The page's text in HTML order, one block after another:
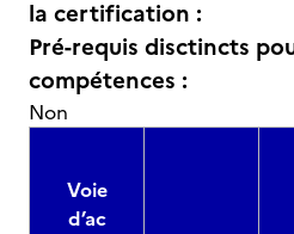
la certification :
Pré-requis disctincts
compétences :
Non
Voie
d’ac